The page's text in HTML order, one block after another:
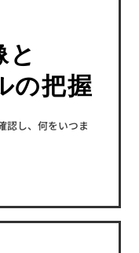
と
の把握
認し、何をいつま